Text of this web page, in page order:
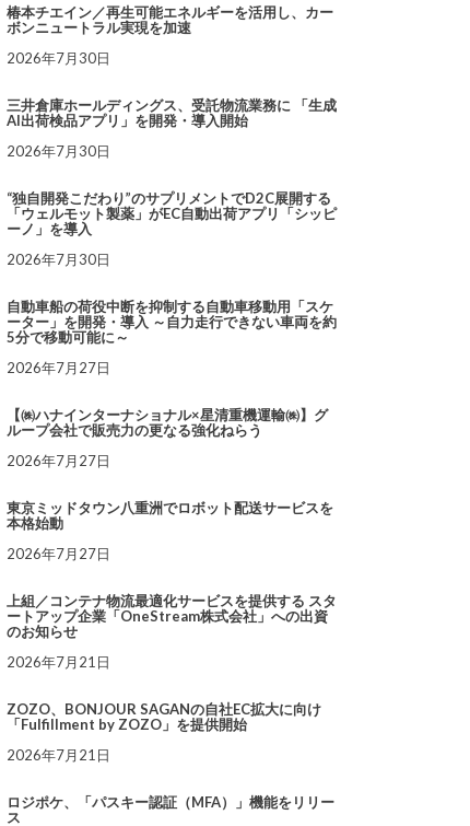
椿本チエイン／再生可能エネルギーを活用し、カー
ボンニュートラル実現を加速
2026年7月30日
三井倉庫ホールディングス、受託物流業務に 「生成
AI出荷検品アプリ」を開発・導入開始
2026年7月30日
“独自開発こだわり”のサプリメントでD2C展開する
「ウェルモット製薬」がEC自動出荷アプリ「シッピ
ーノ」を導入
2026年7月30日
自動車船の荷役中断を抑制する自動車移動用「スケ
ーター」を開発・導入 ～自力走行できない車両を約
5分で移動可能に～
2026年7月27日
【㈱ハナインターナショナル×星清重機運輸㈱】グ
ループ会社で販売力の更なる強化ねらう
2026年7月27日
東京ミッドタウン八重洲でロボット配送サービスを
本格始動
2026年7月27日
上組／コンテナ物流最適化サービスを提供する スタ
ートアップ企業「OneStream株式会社」への出資
のお知らせ
2026年7月21日
ZOZO、BONJOUR SAGANの自社EC拡大に向け
「Fulfillment by ZOZO」を提供開始
2026年7月21日
ロジポケ、「パスキー認証（MFA）」機能をリリー
ス